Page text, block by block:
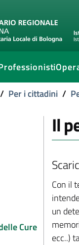
/ Per i cittadini /
Cure
Il
Con il
un
ecc..)